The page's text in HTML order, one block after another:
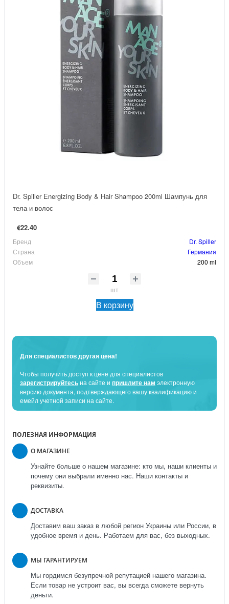
Dr. Spiller Energizing Body & Hair Shampoo 200ml Шампунь для
тела и волос
€22.40
Бренд
Dr. Spiller
Страна
Германия
Объем
200 ml
шт
В корзину
Для специалистов другая цена!
Чтобы получить доступ к цене для специалистов
зарегистрируйтесьна сайте и пришлите нам электронную
версию документа, подтверждающего вашу квалификацию и
емейл учетной записи на сайте.
ПОЛЕЗНАЯ ИНФОРМАЦИЯ
О МАГАЗИНЕ
Узнайте больше о нашем магазине: кто мы, наши клиенты и
почему они выбрали именно нас. Наши контакты и
реквизиты.
ДОСТАВКА
Доставим ваш заказ в любой регион Украины или России, в
удобное время и день. Работаем для вас, без выходных.
МЫ ГАРАНТИРУЕМ
Мы гордимся безупречной репутацией нашего магазина.
Если товар не устроит вас, вы всегда сможете вернуть
деньги.